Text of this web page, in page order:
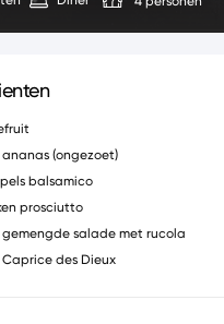
(ongezoet)
balsamico
prosciutto
salade met rucola
des Dieux